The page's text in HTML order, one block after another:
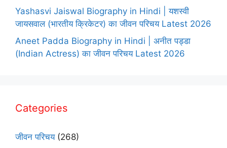
Yashasvi Jaiswal Biography in Hindi | यशस्वी
जायसवाल (भारतीय क्रिकेटर) का जीवन परिचय Latest 2026
Aneet Padda Biography in Hindi | अनीत पड्डा
(Indian Actress) का जीवन परिचय Latest 2026
Categories
जीवन परिचय(268)